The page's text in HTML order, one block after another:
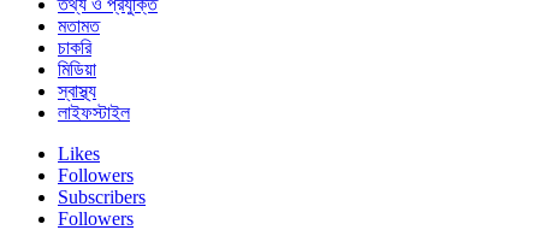
তথ্য ও প্রযুক্তি
মতামত
চাকরি
মিডিয়া
স্বাস্থ্য
লাইফস্টাইল
Likes
Followers
Subscribers
Followers